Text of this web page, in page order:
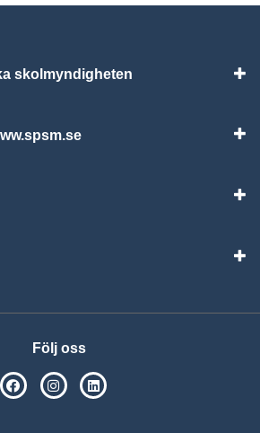
skolmyndigheten
Följ oss
SPSM på Facebook
SPSM på Instagram